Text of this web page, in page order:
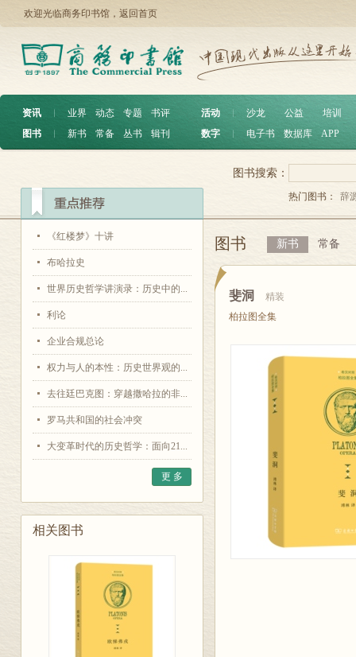
欢迎光临商务印书馆， 返回首页
资讯 ︱ 业界 动态 专题
书评
图书
︱ 新书 常备 丛书 辑刊
活动 沙龙 公益
培训
数字
电子书 数据库 APP
《红楼梦》十讲
布哈拉史
世界历史哲学讲演录：历史中的...
利论
企业合规总论
权力与人的本性：历史世界观的...
去往廷巴克图：穿越撒哈拉的非...
罗马共和国的社会冲突
大变革时代的历史哲学：面向21...
更 多
相关图书
图书搜索：
热门图书： 辞
图书 新书 常备
斐洞
精装
柏拉图全集